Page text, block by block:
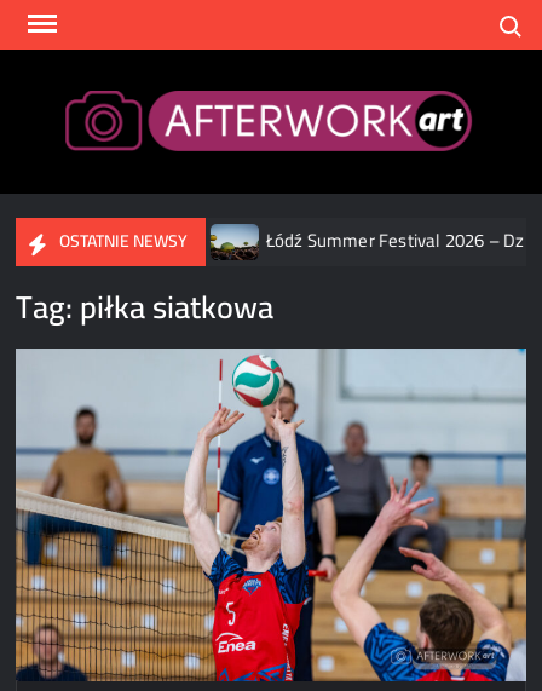
Skip
OSTATNIE NEWSYŁódź Summer Festival 2026 – Dzień 2 [ZDJĘCIA]
Tag:piłka siatkowa